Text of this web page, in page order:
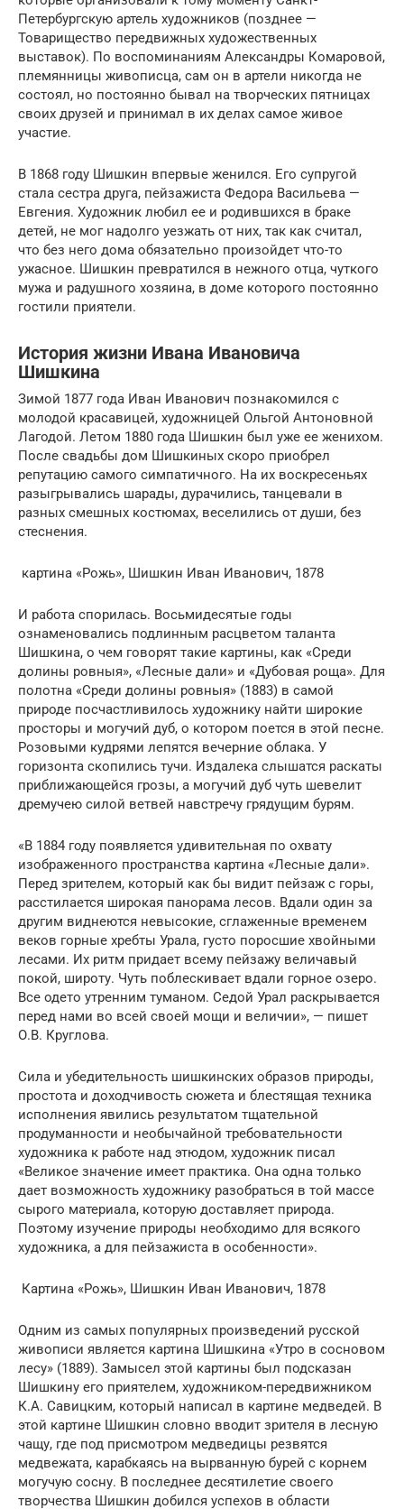
Петербургскую артель художников (позднее —
Товарищество передвижных художественных
выставок). По воспоминаниям Александры Комаровой,
племянницы живописца, сам он в артели никогда не
состоял, но постоянно бывал на творческих пятницах
своих друзей и принимал в их делах самое живое
участие.
В 1868 году Шишкин впервые женился. Его супругой
стала сестра друга, пейзажиста Федора Васильева —
Евгения. Художник любил ее и родившихся в браке
детей, не мог надолго уезжать от них, так как считал,
что без него дома обязательно произойдет что-то
ужасное. Шишкин превратился в нежного отца, чуткого
мужа и радушного хозяина, в доме которого постоянно
гостили приятели.
История жизни Ивана Ивановича
Шишкина
Зимой 1877 года Иван Иванович познакомился с
молодой красавицей, художницей Ольгой Антоновной
Лагодой. Летом 1880 года Шишкин был уже ее женихом.
После свадьбы дом Шишкиных скоро приобрел
репутацию самого симпатичного. На их воскресеньях
разыгрывались шарады, дурачились, танцевали в
разных смешных костюмах, веселились от души, без
стеснения.
картина «Рожь», Шишкин Иван Иванович, 1878
И работа спорилась. Восьмидесятые годы
ознаменовались подлинным расцветом таланта
Шишкина, о чем говорят такие картины, как «Среди
долины ровныя», «Лесные дали» и «Дубовая роща». Для
полотна «Среди долины ровныя» (1883) в самой
природе посчастливилось художнику найти широкие
просторы и могучий дуб, о котором поется в этой песне.
Розовыми кудрями лепятся вечерние облака. У
горизонта скопились тучи. Издалека слышатся раскаты
приближающейся грозы, а могучий дуб чуть шевелит
дремучею силой ветвей навстречу грядущим бурям.
«В 1884 году появляется удивительная по охвату
изображенного пространства картина «Лесные дали».
Перед зрителем, который как бы видит пейзаж с горы,
расстилается широкая панорама лесов. Вдали один за
другим виднеются невысокие, сглаженные временем
веков горные хребты Урала, густо поросшие хвойными
лесами. Их ритм придает всему пейзажу величавый
покой, широту. Чуть поблескивает вдали горное озеро.
Все одето утренним туманом. Седой Урал раскрывается
перед нами во всей своей мощи и величии», — пишет
О.В. Круглова.
Сила и убедительность шишкинских образов природы,
простота и доходчивость сюжета и блестящая техника
исполнения явились результатом тщательной
продуманности и необычайной требовательности
художника к работе над этюдом, художник писал
«Великое значение имеет практика. Она одна только
дает возможность художнику разобраться в той массе
сырого материала, которую доставляет природа.
Поэтому изучение природы необходимо для всякого
художника, а для пейзажиста в особенности».
Картина «Рожь», Шишкин Иван Иванович, 1878
Одним из самых популярных произведений русской
живописи является картина Шишкина «Утро в сосновом
лесу» (1889). Замысел этой картины был подсказан
Шишкину его приятелем, художником-передвижником
К.А. Савицким, который написал в картине медведей. В
этой картине Шишкин словно вводит зрителя в лесную
чащу, где под присмотром медведицы резвятся
медвежата, карабкаясь на вырванную бурей с корнем
могучую сосну. В последнее десятилетие своего
творчества Шишкин добился успехов в области